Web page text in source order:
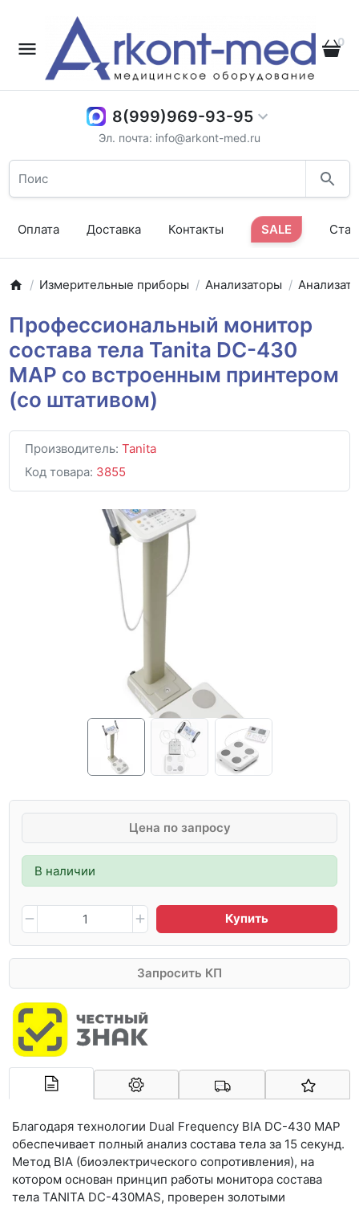
0
8(999)969-93-95
Эл. почта: info@arkont-med.ru
Оплата Доставка Контакты SALE
Измерительные приборы Анализаторы
Профессиональный монитор
состава тела Tanita DC-430
MAP со встроенным принтером
(со штативом)
Производитель: Tanita
Код товара: 3855
Цена по запросу
В наличии
Купить
Запросить КП
Арконт-Мед
Благодаря технологии Dual Frequency BIA DC-430 MAP
обеспечивает полный анализ состава тела за 15 секунд.
Метод BIA (биоэлектрического сопротивления), на
котором основан принцип работы монитора состава
тела TANITA DC-430MAS, проверен золотыми